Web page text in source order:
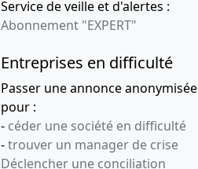
Service de veille et d'alertes :
Abonnement "EXPERT"
Entreprises en difficulté
Passer une annonce anonymisée
pour :
- céder une société en difficulté
-trouver un manager de crise
Déclencher une conciliation